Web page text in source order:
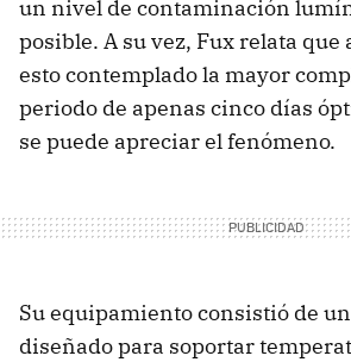
un nivel de contaminación
posible. A su vez, Fux relata que
esto contemplado la mayor
periodo de apenas cinco días
se puede apreciar el fenómeno.
Su equipamiento consistió de
diseñado para soportar